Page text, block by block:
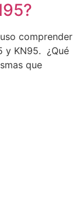
comprender
y KN95. ¿Qué
que